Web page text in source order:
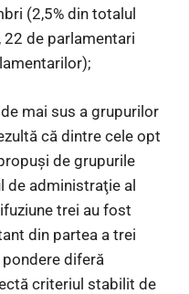
(2,5% din totalul
de parlamentari
mai sus a grupurilor
că dintre cele opt
de grupurile
de administraţie al
trei au fost
din partea a trei
diferă
criteriul stabilit de